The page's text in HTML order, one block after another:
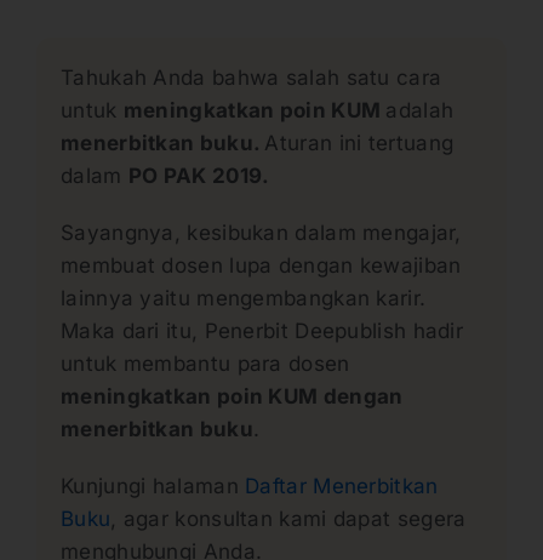
Tahukah Anda bahwa salah satu cara
untuk meningkatkan poin KUM adalah
menerbitkan buku. Aturan ini tertuang
dalam PO PAK 2019.
Sayangnya, kesibukan dalam mengajar,
membuat dosen lupa dengan kewajiban
lainnya yaitu mengembangkan karir.
Maka dari itu, Penerbit Deepublish hadir
untuk membantu para dosen
meningkatkan poin KUM dengan
menerbitkan buku .
Kunjungi halaman Daftar Menerbitkan
Buku , agar konsultan kami dapat segera
menghubungi Anda.